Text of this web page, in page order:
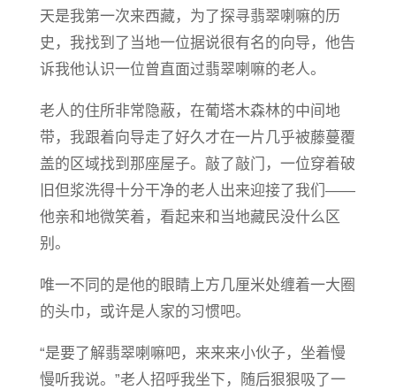
天是我第一次来西藏，为了探寻翡翠喇嘛的历
史，我找到了当地一位据说很有名的向导，他告
诉我他认识一位曾直面过翡翠喇嘛的老人。
老人的住所非常隐蔽，在葡塔木森林的中间地
带，我跟着向导走了好久才在一片几乎被藤蔓覆
盖的区域找到那座屋子。敲了敲门，一位穿着破
旧但浆洗得十分干净的老人出来迎接了我们——
他亲和地微笑着，看起来和当地藏民没什么区
别。
唯一不同的是他的眼睛上方几厘米处缠着一大圈
的头巾，或许是人家的习惯吧。
“是要了解翡翠喇嘛吧，来来来小伙子，坐着慢
慢听我说。”老人招呼我坐下，随后狠狠吸了一